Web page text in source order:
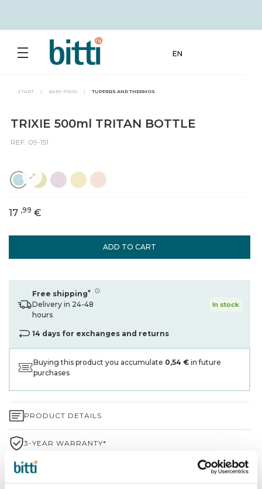
EN
START / BABY FOOD / TUPPERS AND THERMOS
TRIXIE 500ml TRITAN BOTTLE
REF: 09-151
ADD TO CART
17 ,99 €
Free shipping*
Delivery in 24-48
hours
In stock
14 days for exchanges and returns
Buying this product you accumulate 0,54 € in future
purchases
PRODUCT DETAILS
3-YEAR WARRANTY*
SHIPPING AND RETURNS